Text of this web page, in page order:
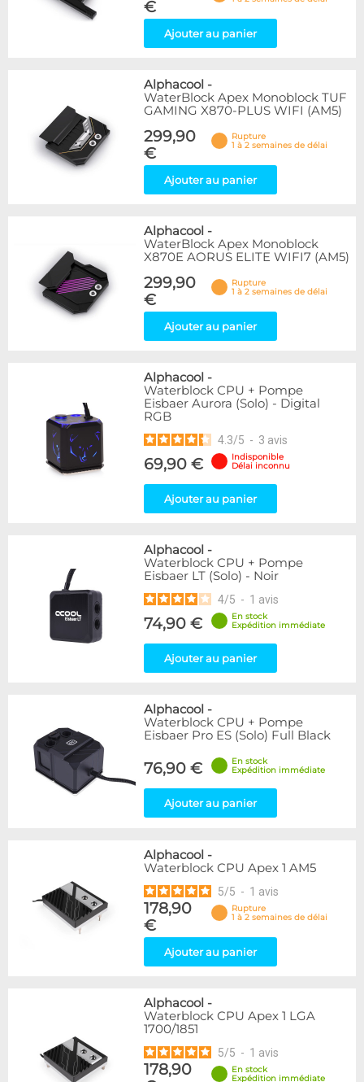
€
Ajouter au panier
Alphacool -
WaterBlock Apex Monoblock TUF
GAMING X870-PLUS WIFI (AM5)
299,90
€
Rupture
1 à 2 semaines de délai
Ajouter au panier
Alphacool -
WaterBlock Apex Monoblock
X870E AORUS ELITE WIFI7 (AM5)
299,90
€
Rupture
1 à 2 semaines de délai
Ajouter au panier
Alphacool -
Waterblock CPU + Pompe
Eisbaer Aurora (Solo) - Digital
RGB
4.3/5 - 3 avis
69,90 €
Indisponible
Délai inconnu
Ajouter au panier
Alphacool -
Waterblock CPU + Pompe
Eisbaer LT (Solo) - Noir
4/5 - 1 avis
74,90 €
En stock
Expédition immédiate
Ajouter au panier
Alphacool -
Waterblock CPU + Pompe
Eisbaer Pro ES (Solo) Full Black
76,90 €
En stock
Expédition immédiate
Ajouter au panier
Alphacool -
Waterblock CPU Apex 1 AM5
5/5 - 1 avis
178,90
€
Rupture
1 à 2 semaines de délai
Ajouter au panier
Alphacool -
Waterblock CPU Apex 1 LGA
1700/1851
5/5 - 1 avis
178,90
En stock
Expédition immédiate